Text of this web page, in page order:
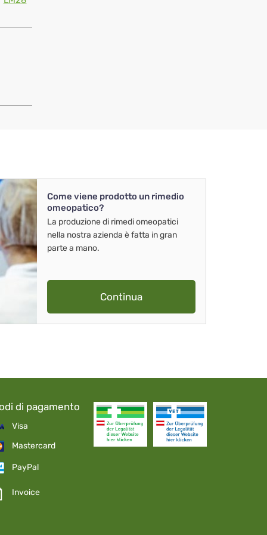
Come viene prodotto un rimedio
omeopatico?
La produzione di rimedi omeopatici
nella nostra azienda è fatta in gran
parte a mano.
Continua
di pagamento
Visa
Mastercard
PayPal
Invoice